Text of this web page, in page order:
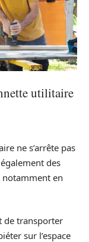
utilitaire
ne s’arrête pas
des
notamment en
de transporter
sur l’espace